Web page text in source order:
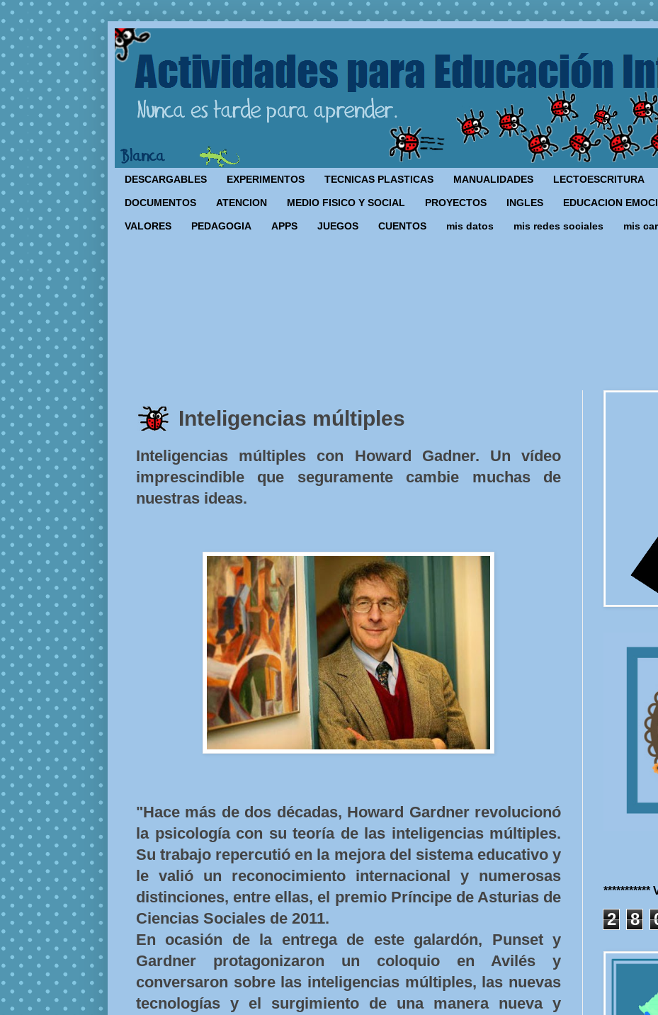
DESCARGABLES EXPERIMENTOS TECNICAS PLASTICAS MANUALIDADES LECTOESCRITURA
DOCUMENTOS ATENCION MEDIO FISICO Y SOCIAL PROYECTOS INGLES EDUCACION
VALORES PEDAGOGIA APPS JUEGOS CUENTOS mis datos mis redes sociales mis
Inteligencias múltiples
Inteligencias múltiples con Howard Gadner. Un vídeo
imprescindible que seguramente cambie muchas de
nuestras ideas.
"Hace más de dos décadas, Howard Gardner revolucionó
la psicología con su teoría de las inteligencias múltiples.
Su trabajo repercutió en la mejora del sistema educativo y
le valió un reconocimiento internacional y numerosas
distinciones, entre ellas, el premio Príncipe de Asturias de
Ciencias Sociales de 2011.
En ocasión de la entrega de este galardón, Punset y
Gardner protagonizaron un coloquio en Avilés y
conversaron sobre las inteligencias múltiples, las nuevas
tecnologías y el surgimiento de una manera nueva y
***********
2 8